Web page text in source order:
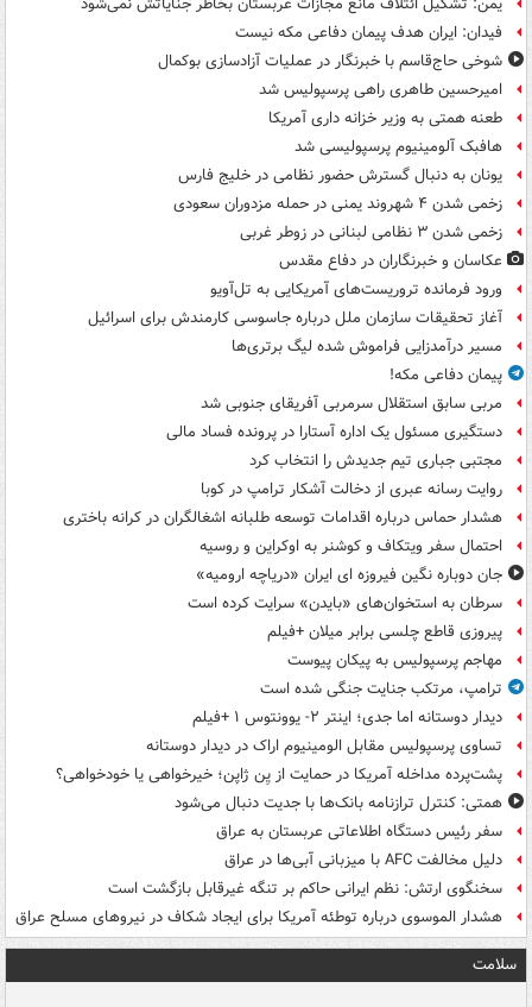
فیدان: ایران هدف پیمان دفاعی مکه نیست
شوخی حاج‌قاسم با خبرنگار در عملیات آزادسازی بوکمال
امیرحسین طاهری راهی پرسپولیس شد
طعنه همتی به وزیر خزانه داری آمریکا
هافبک آلومینیوم پرسپولیسی شد
یونان به دنبال گسترش حضور نظامی در خلیج فارس
زخمی شدن ۴ شهروند یمنی در حمله مزدوران سعودی
زخمی شدن ۳ نظامی لبنانی در زوطر غربی
عکاسان و خبرنگاران در دفاع مقدس
ورود فرمانده تروریست‌های آمریکایی به تل‌آویو
آغاز تحقیقات سازمان ملل درباره جاسوسی کارمندش برای اسرائیل
مسیر درآمدزایی فراموش شده لیگ برتری‌ها
پیمان دفاعی مکه!
مربی سابق استقلال سرمربی آفریقای جنوبی شد
دستگیری مسئول یک اداره آستارا در پرونده فساد مالی
مجتبی جباری تیم جدیدش را انتخاب کرد
روایت رسانه عبری از دخالت آشکار ترامپ در کوبا
هشدار حماس درباره اقدامات توسعه طلبانه اشغالگران در کرانه باختری
احتمال سفر ویتکاف و کوشنر به اوکراین و روسیه
جان دوباره نگین فیروزه ای ایران «دریاچه ارومیه»
سرطان به استخوان‌های «بایدن» سرایت کرده است
پیروزی قاطع چلسی برابر میلان +فیلم
مهاجم پرسپولیس به پیکان پیوست
ترامپ، مرتکب جنایت جنگی شده است
دیدار دوستانه اما جدی؛ اینتر ۲- یوونتوس ۱ +فیلم
تساوی پرسپولیس مقابل الومینیوم اراک در دیدار دوستانه
پشت‌پرده مداخله آمریکا در حمایت از یِن ژاپن؛ خیرخواهی یا خودخواهی؟
همتی: کنترل ترازنامه بانک‌ها با جدیت دنبال می‌شود
سفر رئیس دستگاه اطلاعاتی عربستان به عراق
دلیل مخالفت AFC با میزبانی آبی‌ها در عراق
سخنگوی ارتش: نظم ایرانی حاکم بر تنگه غیرقابل بازگشت است
هشدار الموسوی درباره توطئه آمریکا برای ایجاد شکاف در نیروهای مسلح عراق
سلامت